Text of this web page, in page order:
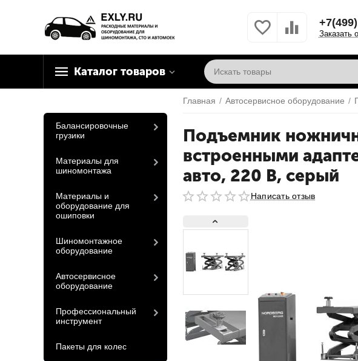
Заказать
Каталог товаров
Балансировочные
грузики
Материалы для
шиномонтажа
Материалы и
оборудование для
ошиповки
Шиномонтажное
оборудование
Автосервисное
оборудование
Профессиональный
инструмент
Пакеты для колес
Главная / Автосервисное оборудование /
Подъемник
встроенными
авто, 220 В, серый
Написать отзыв